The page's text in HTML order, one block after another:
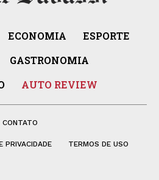
ECONOMIA
ESPORTE
GASTRONOMIA
AUTO REVIEW
CONTATO
PRIVACIDADE TERMOS DE USO